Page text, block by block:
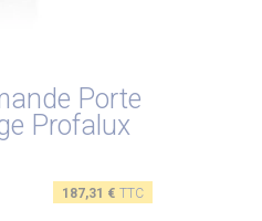
Porte
Profalux
Prix
187,31 € TTC